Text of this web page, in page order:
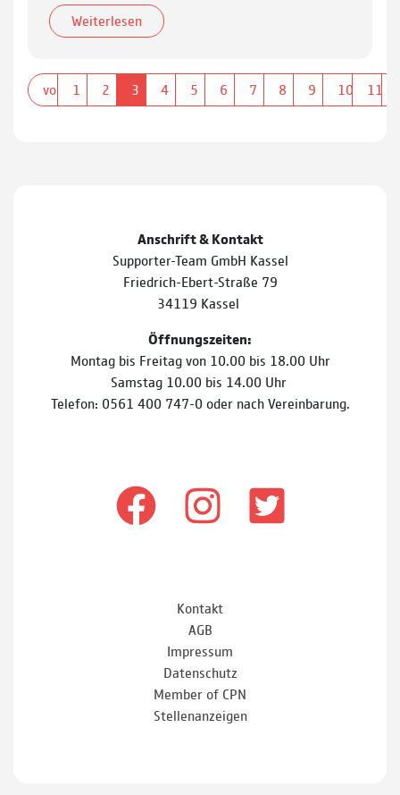
Weiterlesen
vorherige
1 2 3 4 5 6 7 8 9 10 11
Anschrift & Kontakt
Supporter-Team GmbH Kassel
Friedrich-Ebert-Straße 79
34119 Kassel
Öffnungszeiten:
Montag bis Freitag von 10.00 bis 18.00 Uhr
Samstag 10.00 bis 14.00 Uhr
Telefon: 0561 400 747-0 oder nach Vereinbarung.
Kontakt
AGB
Impressum
Datenschutz
Member of CPN
Stellenanzeigen